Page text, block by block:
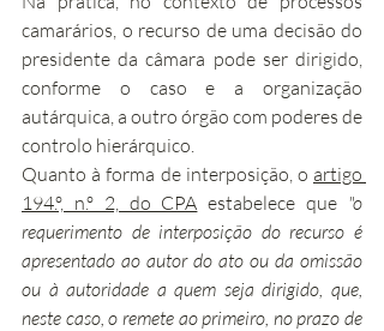
camarários, o recurso de uma decisão do
presidente da câmara pode ser dirigido,
conforme o caso e a organização
autárquica, a outro órgão com poderes de
controlo hierárquico.
Quanto à forma de interposição, o artigo
194.º, n.º 2, do CPA estabelece que "o
requerimento de interposição do recurso é
apresentado ao autor do ato ou da omissão
ou à autoridade a quem seja dirigido, que,
neste caso, o remete ao primeiro, no prazo de